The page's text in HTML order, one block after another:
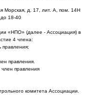
Морская, д. 17, лит. А, пом. 14Н
18-40
«НПО» (далее - Ассоциация) в
4 члена:
правления;
правления.
правления
комитета Ассоциации.